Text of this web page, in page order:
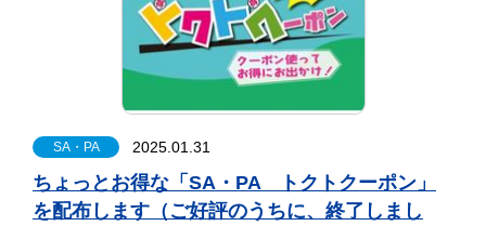
SA・PA 2025.01.31
ちょっとお得な「SA・PA トクトクーポン」
を配布します（ご好評のうちに、終了しまし